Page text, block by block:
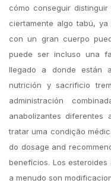
cómo conseguir
ciertamente algo tabú,
con un gran cuerpo
puede ser incluso una
llegado a donde están
nutrición y sacrificio
administración
anabolizantes diferentes
tratar uma condição
do dosage and
benefícios. Los
a menudo son